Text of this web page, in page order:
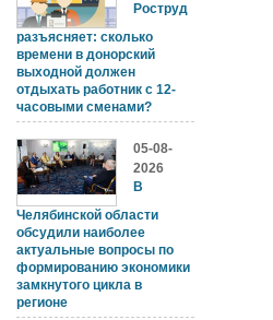
Роструд
разъясняет: сколько
времени в донорский
выходной должен
отдыхать работник с 12-
часовыми сменами?
05-08-
2026
В
Челябинской области
обсудили наиболее
актуальные вопросы по
формированию экономики
замкнутого цикла в
регионе